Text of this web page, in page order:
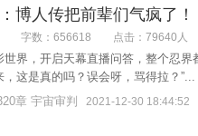
博人传把前辈们气疯了！
字数：656618 点击：79640人
世界，开启天幕直播问答，整个忍
，这是真的吗？误会呀，骂得拉？”...
章 宇宙审判
2021-12-30 18:44:52